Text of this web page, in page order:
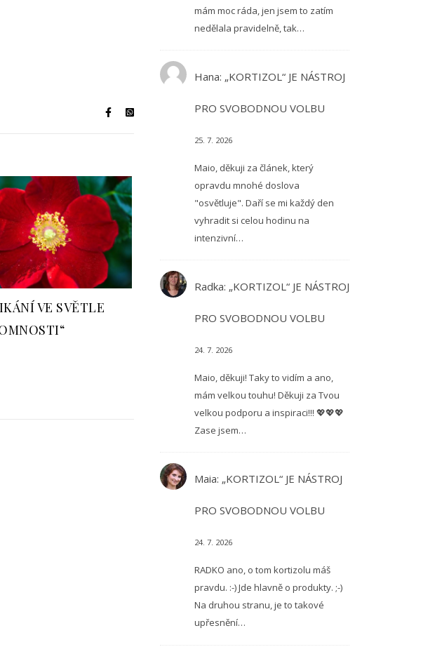
VE SVĚTLE
mám moc ráda, jen jsem to zatím
nedělala pravidelně, tak…
Hana: „KORTIZOL“ JE NÁSTROJ
PRO SVOBODNOU VOLBU
25. 7. 2026
Maio, děkuji za článek, který
opravdu mnohé doslova
"osvětluje". Daří se mi každý den
vyhradit si celou hodinu na
intenzivní…
Radka: „KORTIZOL“ JE NÁSTROJ
PRO SVOBODNOU VOLBU
24. 7. 2026
Maio, děkuji! Taky to vidím a ano,
mám velkou touhu! Děkuji za Tvou
velkou podporu a inspiraci!!! 💖💖💖
Zase jsem…
Maia: „KORTIZOL“ JE NÁSTROJ
PRO SVOBODNOU VOLBU
24. 7. 2026
RADKO ano, o tom kortizolu máš
pravdu. :-) Jde hlavně o produkty. ;-)
Na druhou stranu, je to takové
upřesnění…